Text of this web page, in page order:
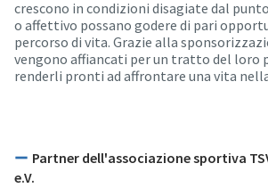
crescono in condizioni disagiate dal
o affettivo possano godere di pari
percorso di vita. Grazie alla
vengono affiancati per un tratto del loro
renderli pronti ad affrontare una vita
Partner dell'associazione sportiva
e.V.